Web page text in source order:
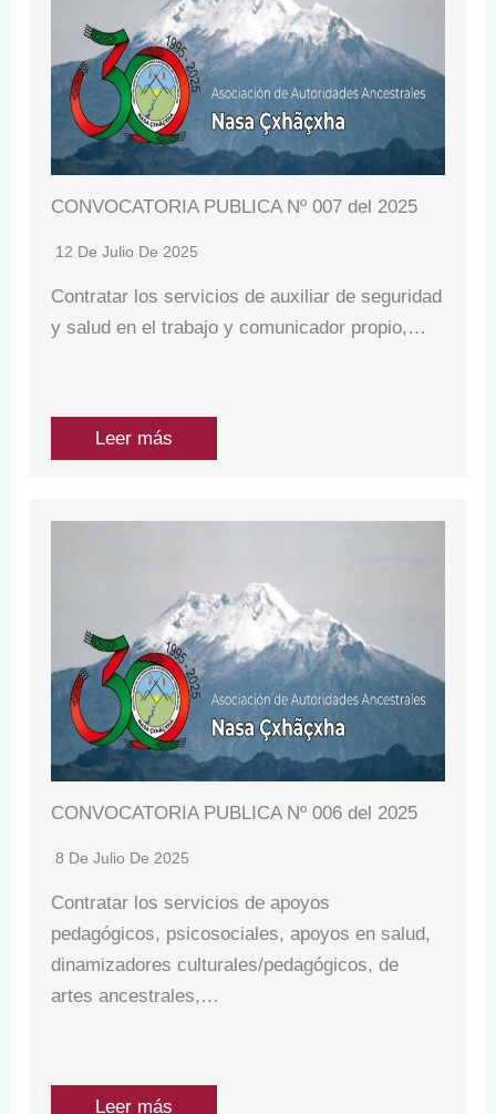
CONVOCATORIA PUBLICA Nº 007 del 2025
12 De Julio De 2025
Contratar los servicios de auxiliar de seguridad
y salud en el trabajo y comunicador propio,…
Leer más
CONVOCATORIA PUBLICA Nº 006 del 2025
8 De Julio De 2025
Contratar los servicios de apoyos
pedagógicos, psicosociales, apoyos en salud,
dinamizadores culturales/pedagógicos, de
artes ancestrales,…
Leer más